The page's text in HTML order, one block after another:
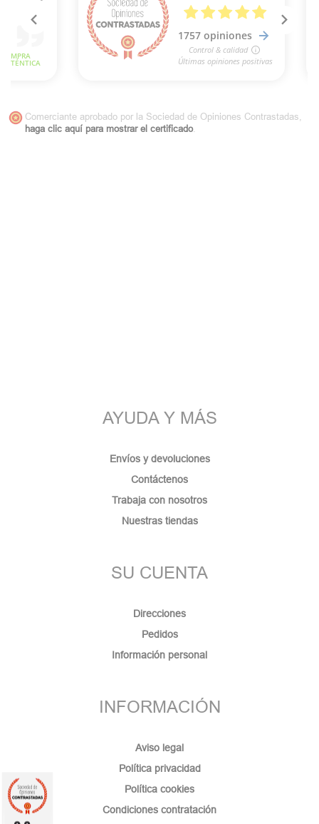
Comerciante aprobado por la Sociedad de Opiniones Contrastadas,
haga clic aquí para mostrar el certificado.
AYUDA Y MÁS
Envíos y devoluciones
Contáctenos
Trabaja con nosotros
Nuestras tiendas
SU CUENTA
Direcciones
Pedidos
Información personal
INFORMACIÓN
Aviso legal
Política privacidad
Política cookies
Condiciones contratación